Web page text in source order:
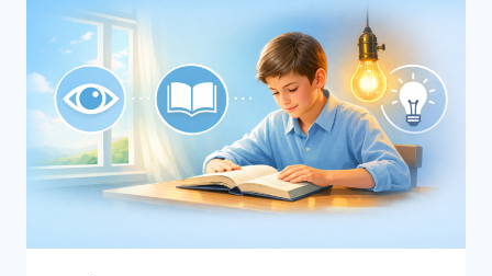
FUNCIONA
QUÉ
NO